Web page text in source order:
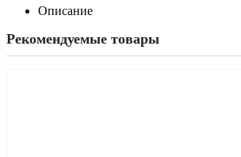
Описание
Рекомендуемые товары